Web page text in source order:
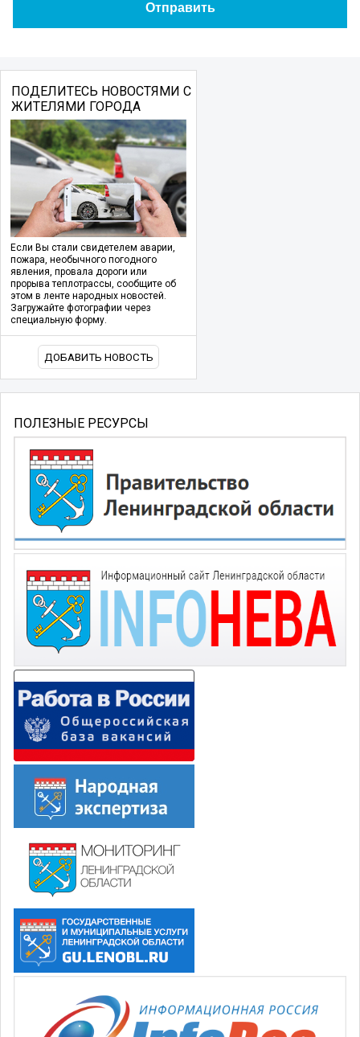
ПОДЕЛИТЕСЬ НОВОСТЯМИ С
ЖИТЕЛЯМИ ГОРОДА
Если Вы стали свидетелем аварии,
пожара, необычного погодного
явления, провала дороги или
прорыва теплотрассы, сообщите об
этом в ленте народных новостей.
Загружайте фотографии через
специальную форму.
ДОБАВИТЬ НОВОСТЬ
ПОЛЕЗНЫЕ РЕСУРСЫ